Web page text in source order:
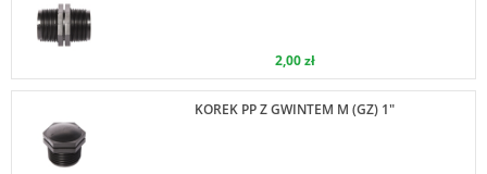
2,00 zł
KOREK PP Z GWINTEM M (GZ) 1"